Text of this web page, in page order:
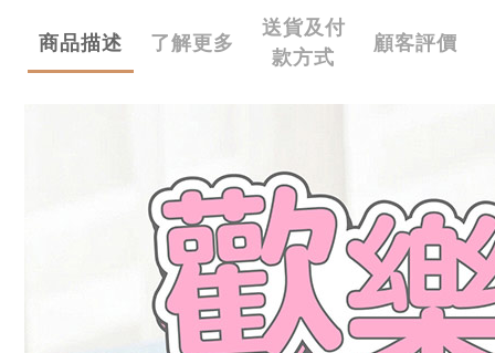
商品描述 了解更多
送貨及付
款方式
顧客評價